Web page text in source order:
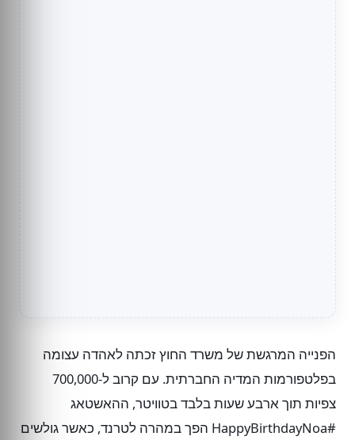
הפנייה המרגשת של משרד החוץ זכתה לאהדה עצומה
בפלטפורמות המדיה החברתית. עם קרוב ל-700,000
צפיות תוך ארבע שעות בלבד בטוויטר, ההאשטאג
#HappyBirthdayNoa הפך במהרה לטרנד, כאשר גולשים